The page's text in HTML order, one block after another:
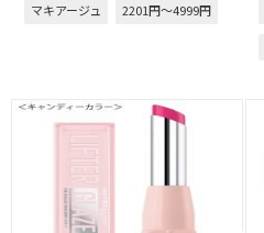
マキアージュ 2201円～4999円